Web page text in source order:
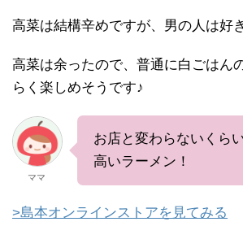
高菜は結構辛めですが、男の人は好
高菜は余ったので、普通に白ごはん
らく楽しめそうです♪
ママ
お店と変わらないくら
高いラーメン！
>島本オンラインストアを見てみる